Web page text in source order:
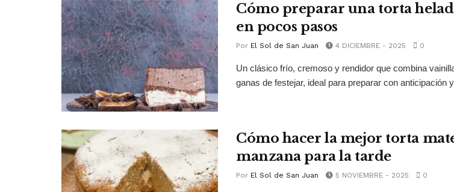
Cómo preparar una torta
en pocos pasos
Por El Sol de San Juan 4 DICIEMBRE - 2025 0
Un clásico frío, cremoso y rendidor que combina
ganas de festejar, ideal para preparar con anticipación
Cómo hacer la mejor torta
manzana para la tarde
Por El Sol de San Juan 5 NOVIEMBRE - 2025 0